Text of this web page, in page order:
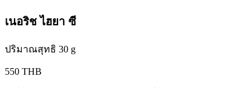
เนอริช ไฮยา ซี
ปริมาณสุทธิ 30 g
550 THB